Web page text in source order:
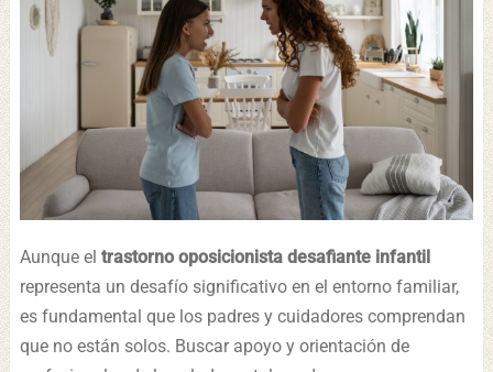
Aunque el trastorno oposicionista desafiante infantil
representa un desafío significativo en el entorno familiar,
es fundamental que los padres y cuidadores comprendan
que no están solos. Buscar apoyo y orientación de